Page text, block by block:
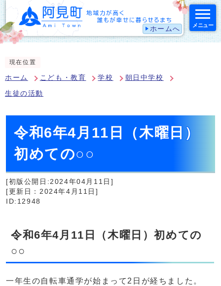
ホームへ メニュー
現在位置
ホーム こども・教育 学校 朝日中学校
生徒の活動
令和6年4月11日（木曜日）
初めての○○
[初版公開日:2024年04月11日]
[更新日：2024年4月11日]
ID:12948
令和6年4月11日（木曜日）初めての
○○
一年生の自転車通学が始まって2日が経ちました。